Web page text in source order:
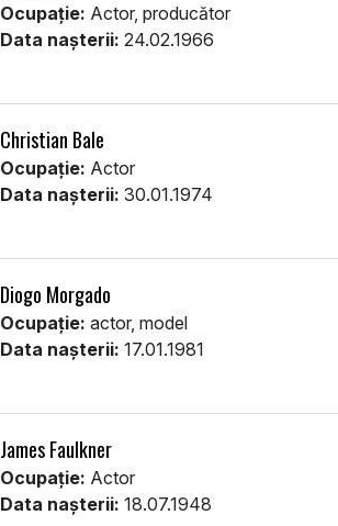
Ocupație: Actor, producător
Data nașterii: 24.02.1966
Christian Bale
Ocupație: Actor
Data nașterii: 30.01.1974
Diogo Morgado
Ocupație: actor, model
Data nașterii: 17.01.1981
James Faulkner
Ocupație: Actor
Data nașterii: 18.07.1948